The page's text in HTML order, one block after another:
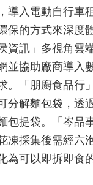
導入電動自行車
保的方式來深度
資訊」多視角雲
並協助廠商導入
。「朋廚食品行
分解麵包袋，透
包提袋。「岑品
凍採集後需經六
為可以即拆即食